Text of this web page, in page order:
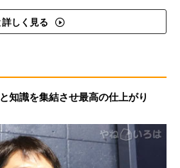
詳しく見る
知識を集結させ最高の仕上がり